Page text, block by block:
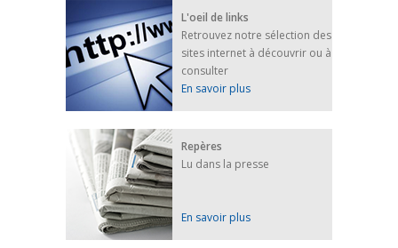
L'oeil de links
Retrouvez notre sélection des
sites internet à découvrir ou à
consulter
En savoir plus
Repères
Lu dans la presse
En savoir plus